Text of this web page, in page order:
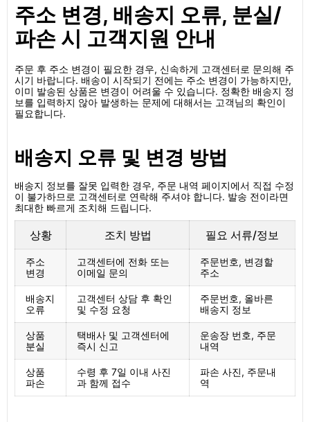
주소 변경, 배송지 오류, 분실/
파손 시 고객지원 안내
주문 후 주소 변경이 필요한 경우, 신속하게 고객센터로 문의해 주
시기 바랍니다. 배송이 시작되기 전에는 주소 변경이 가능하지만,
이미 발송된 상품은 변경이 어려울 수 있습니다. 정확한 배송지 정
보를 입력하지 않아 발생하는 문제에 대해서는 고객님의 확인이
필요합니다.
배송지 오류 및 변경 방법
배송지 정보를 잘못 입력한 경우, 주문 내역 페이지에서 직접 수정
이 불가하므로 고객센터로 연락해 주셔야 합니다. 발송 전이라면
최대한 빠르게 조치해 드립니다.
상황 조치 방법 필요 서류/정보
주소
변경
고객센터에 전화 또는
이메일 문의
주문번호, 변경할
주소
배송지
오류
고객센터 상담 후 확인
및 수정 요청
주문번호, 올바른
배송지 정보
상품
분실
택배사 및 고객센터에
즉시 신고
운송장 번호, 주문
내역
상품
파손
수령 후 7일 이내 사진
과 함께 접수
파손 사진, 주문내
역